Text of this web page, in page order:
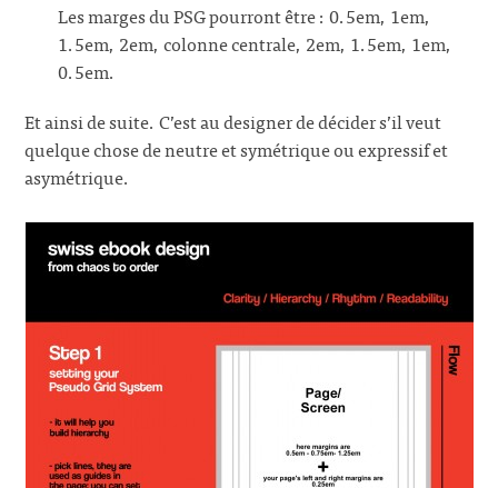
Les marges du PSG pourront être : 0.5em, 1em,
1.5em, 2em, colonne centrale, 2em, 1.5em, 1em,
0.5em.
Et ainsi de suite. C’est au designer de décider s’il veut
quelque chose de neutre et symétrique ou expressif et
asymétrique.